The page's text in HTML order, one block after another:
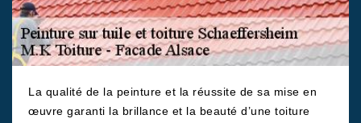
La qualité de la peinture et la réussite de sa mise en
œuvre garanti la brillance et la beauté d’une toiture